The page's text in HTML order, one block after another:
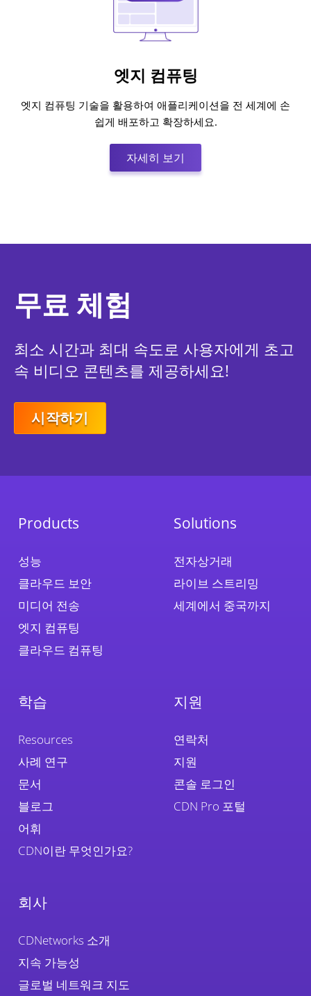
엣지 컴퓨팅
엣지 컴퓨팅 기술을 활용하여 애플리케이션을 전 세계에 손
쉽게 배포하고 확장하세요.
자세히 보기
무료 체험
최소 시간과 최대 속도로 사용자에게 초고
속 비디오 콘텐츠를 제공하세요!
시작하기
Products
성능
클라우드 보안
미디어 전송
엣지 컴퓨팅
클라우드 컴퓨팅
Solutions
전자상거래
라이브 스트리밍
세계에서 중국까지
학습
Resources
사례 연구
문서
블로그
어휘
CDN이란 무엇인가요?
지원
연락처
지원
콘솔 로그인
CDN Pro 포털
회사
CDNetworks 소개
지속 가능성
글로벌 네트워크 지도